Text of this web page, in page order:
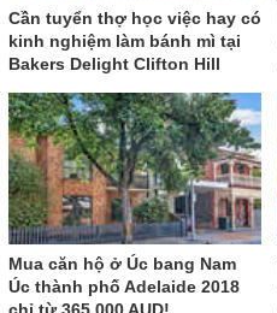
Cần tuyển thợ học việc hay có
kinh nghiệm làm bánh mì tại
Bakers Delight Clifton Hill
Mua căn hộ ở Úc bang Nam
Úc thành phố Adelaide 2018